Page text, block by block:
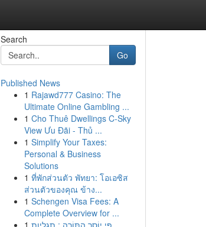
Search
Go
Published News
1 Rajawd777 Casino: The
Ultimate Online Gambling ...
1 Cho Thuê Dwellings C-Sky
View Ưu Đãi - Thủ ...
1 Simplify Your Taxes:
Personal & Business
Solutions
1 ที่พักส่วนตัว พัทยา: โอเอซิส
ส่วนตัวของคุณ ข้าง...
1 Schengen Visa Fees: A
Complete Overview for ...
1 פִּי יוֹסֵר הַתּוֹרָה : תגליות